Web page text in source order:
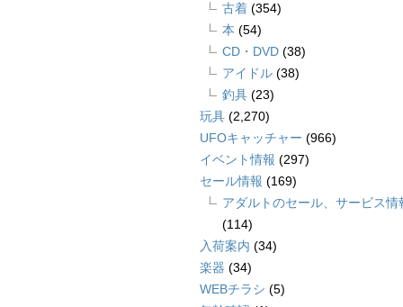
古着 (354)
本 (54)
CD・DVD (38)
アイドル (38)
釣具 (23)
玩具 (2,270)
UFOキャッチャー (966)
イベント情報 (297)
セール情報 (169)
アダルトのセール、サービス情
(114)
入荷案内 (34)
楽器 (34)
WEBチラシ (5)